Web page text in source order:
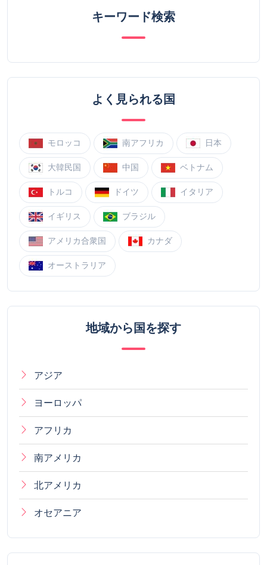
キーワード検索
よく見られる国
モロッコ 南アフリカ 日本
大韓民国 中国 ベトナム
トルコ ドイツ イタリア
イギリス ブラジル
アメリカ合衆国 カナダ
オーストラリア
地域から国を探す
アジア
ヨーロッパ
アフリカ
南アメリカ
北アメリカ
オセアニア